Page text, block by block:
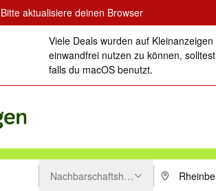
Bitte aktualisiere deinen Browser
Viele Deals wurden auf
einwandfrei nutzen zu können,
falls du macOS benutzt.
drücken um zu suchen, oder Vorschläge
Nachbarschaftshilfe PLZ oder